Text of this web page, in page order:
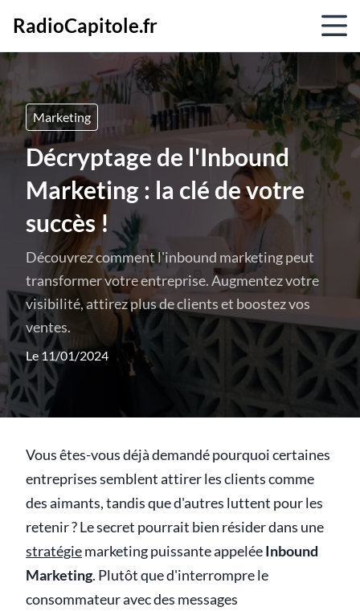
RadioCapitole.fr
Marketing
Décryptage de l'Inbound
Marketing : la clé de votre
succès !
Découvrez comment l'inbound marketing peut
transformer votre entreprise. Augmentez votre
visibilité, attirez plus de clients et boostez vos
ventes.
Le 11/01/2024
Vous êtes-vous déjà demandé pourquoi certaines
entreprises semblent attirer les clients comme
des aimants, tandis que d'autres luttent pour les
retenir ? Le secret pourrait bien résider dans une
stratégiemarketing puissante appeléeInbound
Marketing. Plutôt que d'interrompre le
consommateur avec des messages